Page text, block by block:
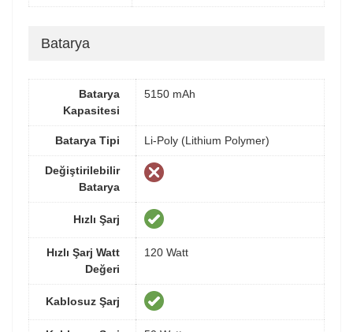
Batarya
Batarya
Kapasitesi
5150 mAh
Batarya Tipi Li-Poly (Lithium Polymer)
Değiştirilebilir
Batarya
Hızlı Şarj
Hızlı Şarj Watt
Değeri
120 Watt
Kablosuz Şarj